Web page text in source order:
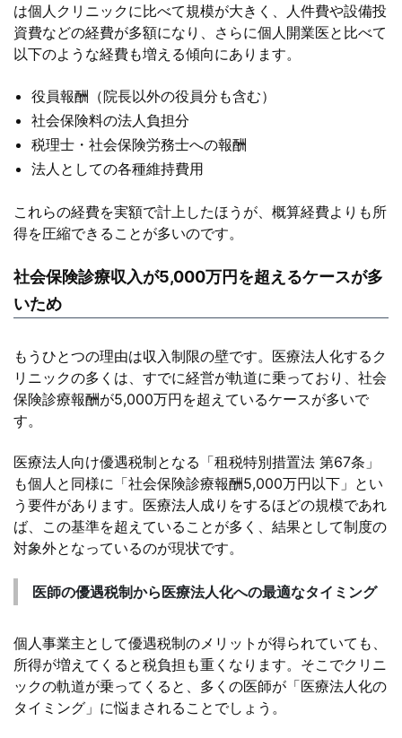
は個人クリニックに比べて規模が大きく、人件費や設備投
資費などの経費が多額になり、さらに個人開業医と比べて
以下のような経費も増える傾向にあります。
役員報酬（院長以外の役員分も含む）
社会保険料の法人負担分
税理士・社会保険労務士への報酬
法人としての各種維持費用
これらの経費を実額で計上したほうが、概算経費よりも所
得を圧縮できることが多いのです。
社会保険診療収入が5,000万円を超えるケースが多
いため
もうひとつの理由は収入制限の壁です。医療法人化するク
リニックの多くは、すでに経営が軌道に乗っており、社会
保険診療報酬が5,000万円を超えているケースが多いで
す。
医療法人向け優遇税制となる「租税特別措置法 第67条」
も個人と同様に「社会保険診療報酬5,000万円以下」とい
う要件があります。医療法人成りをするほどの規模であれ
ば、この基準を超えていることが多く、結果として制度の
対象外となっているのが現状です。
医師の優遇税制から医療法人化への最適なタイミング
個人事業主として優遇税制のメリットが得られていても、
所得が増えてくると税負担も重くなります。そこでクリニ
ックの軌道が乗ってくると、多くの医師が「医療法人化の
タイミング」に悩まされることでしょう。